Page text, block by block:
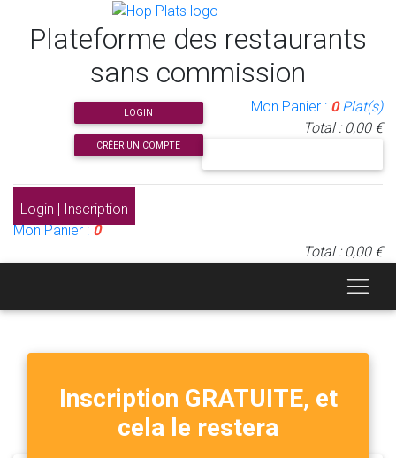
Plateforme des restaurants
sans commission
LOGIN
CRÉER UN COMPTE
Mon Panier : 0Plat(s)
Total : 0,00 €
Login | Inscription
Mon Panier :0
Total : 0,00 €
Inscription GRATUITE, et
cela le restera